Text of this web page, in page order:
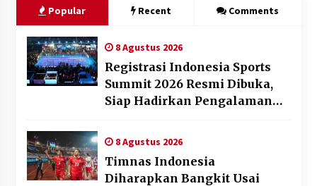
Popular Recent Comments
8 Agustus 2026
Registrasi Indonesia Sports
Summit 2026 Resmi Dibuka,
Siap Hadirkan Pengalaman
8 Agustus 2026
Timnas Indonesia
Diharapkan Bangkit Usai